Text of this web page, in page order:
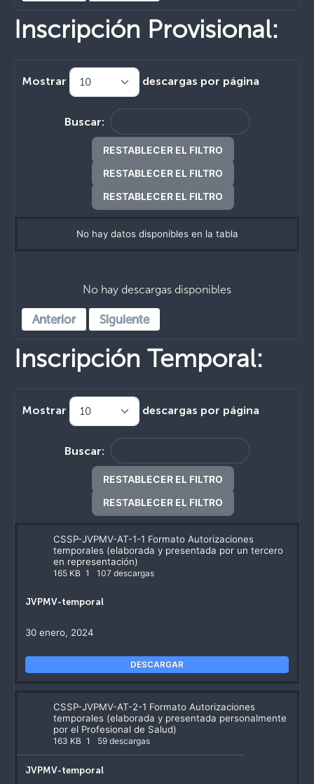
Inscripción Provisional:
Mostrar descargas por página
Buscar:
RESTABLECER EL FILTRO
RESTABLECER EL FILTRO
RESTABLECER EL FILTRO
No hay datos disponibles en la tabla
No hay descargas disponibles
Anterior Siguiente
Inscripción Temporal:
Mostrar descargas por página
Buscar:
RESTABLECER EL FILTRO
RESTABLECER EL FILTRO
CSSP-JVPMV-AT-1-1 Formato Autorizaciones
temporales (elaborada y presentada por un tercero
en representación)
165 KB 1 107 descargas
JVPMV-temporal
30 enero, 2024
DESCARGAR
CSSP-JVPMV-AT-2-1 Formato Autorizaciones
temporales (elaborada y presentada personalmente
por el Profesional de Salud)
163 KB 1 59 descargas
JVPMV-temporal